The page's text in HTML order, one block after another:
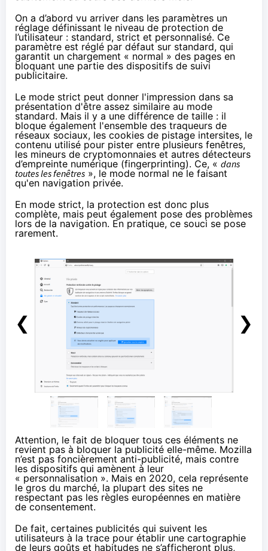
On a d’abord vu arriver dans les paramètres un
réglage définissant le niveau de protection de
l’utilisateur : standard, strict et personnalisé. Ce
paramètre est réglé par défaut sur standard, qui
garantit un chargement « normal » des pages en
bloquant une partie des dispositifs de suivi
publicitaire.
Le mode strict peut donner l'impression dans sa
présentation d'être assez similaire au mode
standard. Mais il y a une différence de taille : il
bloque également l'ensemble des traqueurs de
réseaux sociaux, les cookies de pistage intersites, le
contenu utilisé pour pister entre plusieurs fenêtres,
les mineurs de cryptomonnaies et autres détecteurs
d’empreinte numérique (fingerprinting). Ce, « dans
toutes les fenêtres », le mode normal ne le faisant
qu'en navigation privée.
En mode strict, la protection est donc plus
complète, mais peut également pose des problèmes
lors de la navigation. En pratique, ce souci se pose
rarement.
❮ ❯
Attention, le fait de bloquer tous ces éléments ne
revient pas à bloquer la publicité elle-même. Mozilla
n’est pas foncièrement anti-publicité, mais contre
les dispositifs qui amènent à leur
« personnalisation ». Mais en 2020, cela représente
le gros du marché, la plupart des sites ne
respectant pas les règles européennes en matière
de consentement.
De fait, certaines publicités qui suivent les
utilisateurs à la trace pour établir une cartographie
de leurs goûts et habitudes ne s’afficheront plus,